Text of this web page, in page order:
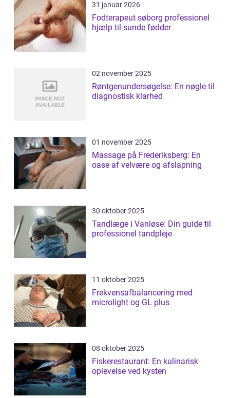
31 januar 2026
Fodterapeut søborg professionel
hjælp til sunde fødder
02 november 2025
Røntgenundersøgelse: En nøgle til
diagnostisk klarhed
01 november 2025
Massage på Frederiksberg: En
oase af velvære og afslapning
30 oktober 2025
Tandlæge i Vanløse: Din guide til
professionel tandpleje
11 oktober 2025
Frekvensafbalancering med
microlight og GL plus
08 oktober 2025
Fiskerestaurant: En kulinarisk
oplevelse ved kysten